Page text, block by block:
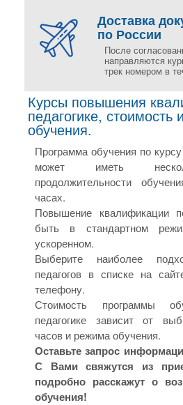
Доставка
по России
После
направляются
трек номером в
Курсы повышения
педагогике, стоимость
обучения.
Программа обучения по
может иметь
продолжительности
часах.
Повышение квалификации
быть в стандартном
ускоренном.
Выберите наиболее
педагогов в списке на
телефону.
Стоимость программы
педагогике зависит от
часов и режима обучения.
Оставьте запрос
С Вами свяжутся из
подробно расскажут о
обучения!